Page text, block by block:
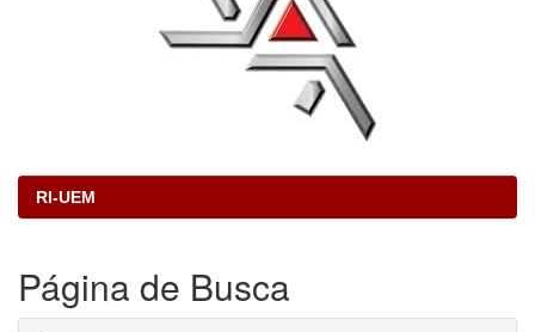
RI-UEM
Página de Busca